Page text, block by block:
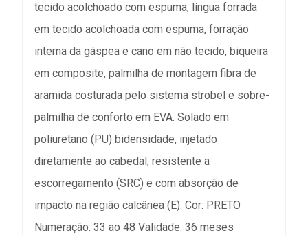
tecido acolchoado com espuma, língua forrada
em tecido acolchoada com espuma, forração
interna da gáspea e cano em não tecido, biqueira
em composite, palmilha de montagem fibra de
aramida costurada pelo sistema strobel e sobre-
palmilha de conforto em EVA. Solado em
poliuretano (PU) bidensidade, injetado
diretamente ao cabedal, resistente a
escorregamento (SRC) e com absorção de
impacto na região calcânea (E). Cor: PRETO
Numeração: 33 ao 48 Validade: 36 meses